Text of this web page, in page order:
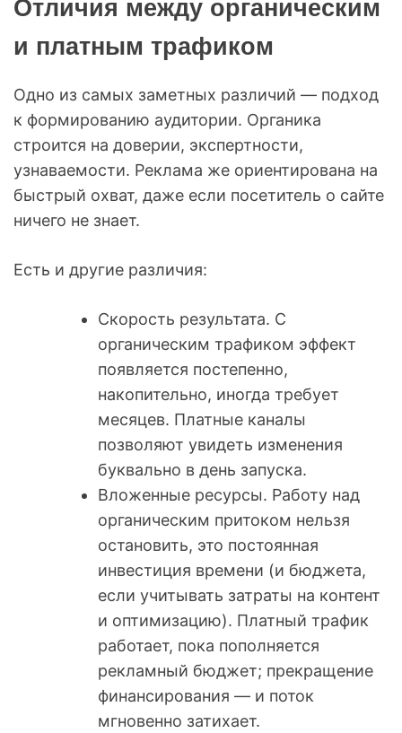
Отличия между органическим
и платным трафиком
Одно из самых заметных различий — подход
к формированию аудитории. Органика
строится на доверии, экспертности,
узнаваемости. Реклама же ориентирована на
быстрый охват, даже если посетитель о сайте
ничего не знает.
Есть и другие различия:
Скорость результата. С
органическим трафиком эффект
появляется постепенно,
накопительно, иногда требует
месяцев. Платные каналы
позволяют увидеть изменения
буквально в день запуска.
Вложенные ресурсы. Работу над
органическим притоком нельзя
остановить, это постоянная
инвестиция времени (и бюджета,
если учитывать затраты на контент
и оптимизацию). Платный трафик
работает, пока пополняется
рекламный бюджет; прекращение
финансирования — и поток
мгновенно затихает.